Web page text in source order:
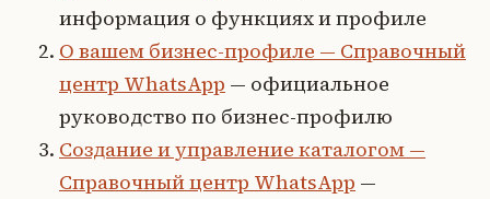
информация о функциях и профиле
О вашем бизнес-профиле — Справочный
центр WhatsApp — официальное
руководство по бизнес-профилю
Создание и управление каталогом —
Справочный центр WhatsApp —